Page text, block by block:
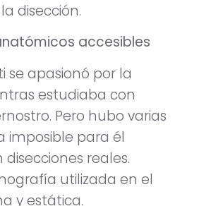
disección.
accesibles
se apasionó por la
estudiaba con
Pero hubo varias
imposible para él
reales.
utilizada en el
y estática.